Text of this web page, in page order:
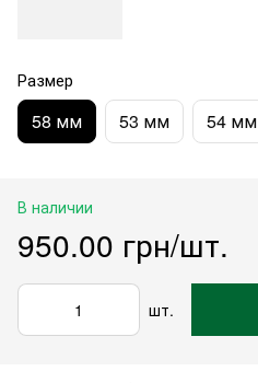
Размер
58 мм 53 мм 54 мм
В наличии
950.00 грн/шт.
шт.